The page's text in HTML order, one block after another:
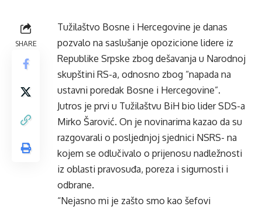
SHARE
Tužilaštvo Bosne i Hercegovine je danas
pozvalo na saslušanje opozicione lidere iz
Republike Srpske zbog dešavanja u Narodnoj
skupštini RS-a, odnosno zbog “napada na
ustavni poredak Bosne i Hercegovine”.
Jutros je prvi u Tužilaštvu BiH bio lider SDS-a
Mirko Šarović. On je novinarima kazao da su
razgovarali o posljednjoj sjednici NSRS- na
kojem se odlučivalo o prijenosu nadležnosti
iz oblasti pravosuđa, poreza i sigurnosti i
odbrane.
“Nejasno mi je zašto smo kao šefovi